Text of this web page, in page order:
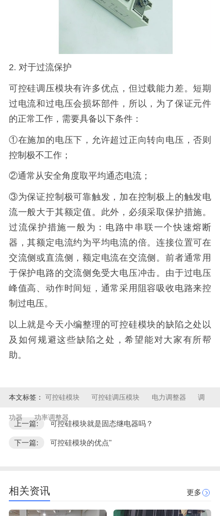
2. 对于过流保护
可控硅调压模块有许多优点，但过载能力差。短期
过电流和过电压会损坏部件，所以，为了保证元件
的正常工作，需要具备以下条件：
①在施加的电压下，允许超过正向转向电压，否则
控制极不工作；
②通常从安全角度取平均通态电流；
③为保证控制极可靠触发，加在控制极上的触发电
流一般大于其额定值。此外，必须采取保护措施。
过流保护措施一般为：电路中串联一个快速熔断
器，其额定电流约为平均电流的倍。连接位置可在
交流侧或直流侧，额定电流在交流侧。前者通常用
于保护电路的交流侧免受大电压冲击。由于过电压
峰值高、动作时间短，通常采用阻容吸收电路来控
制过电压。
以上就是今天小编整理的可控硅模块的缺陷之处以
及如何规避这些缺陷之处，希望能对大家有所帮
助。
本文标签： 可控硅模块 可控硅调压模块 电力调整器 调
功器 功率调整器
上一篇: 可控硅模块就是固态继电器吗？
下一篇: 可控硅模块的优点"
相关资讯 更多